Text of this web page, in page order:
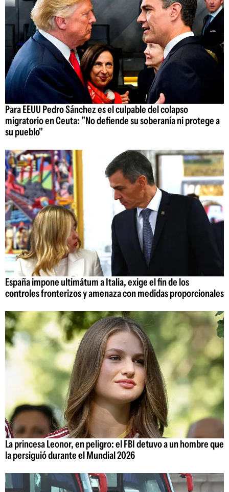
Para EEUU Pedro Sánchez es el culpable del colapso
migratorio en Ceuta: "No defiende su soberanía ni protege a
su pueblo"
España impone ultimátum a Italia, exige el fin de los
controles fronterizos y amenaza con medidas proporcionales
La princesa Leonor, en peligro: el FBI detuvo a un hombre que
la persiguió durante el Mundial 2026